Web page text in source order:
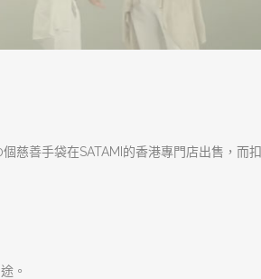
慈善手袋在SATAMI的香港專門店出售，而扣
。